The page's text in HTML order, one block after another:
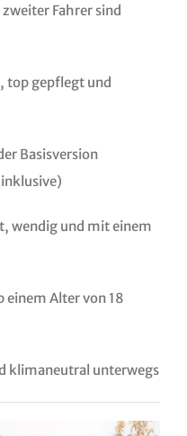
Fahrer sind
top gepflegt und
Basisversion
wendig und mit einem
einem Alter von 18
klimaneutral unterwegs